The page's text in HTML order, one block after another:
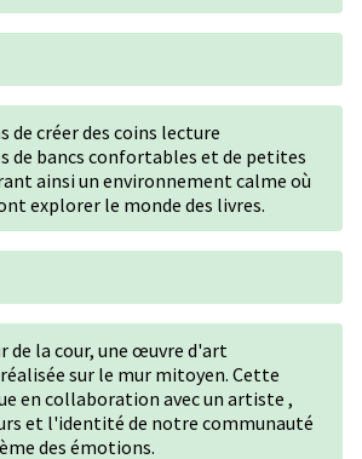
de créer des coins lecture
de bancs confortables et de petites
ainsi un environnement calme où
explorer le monde des livres.
de la cour, une œuvre d'art
sur le mur mitoyen. Cette
en collaboration avec un artiste ,
et l'identité de notre communauté
des émotions.